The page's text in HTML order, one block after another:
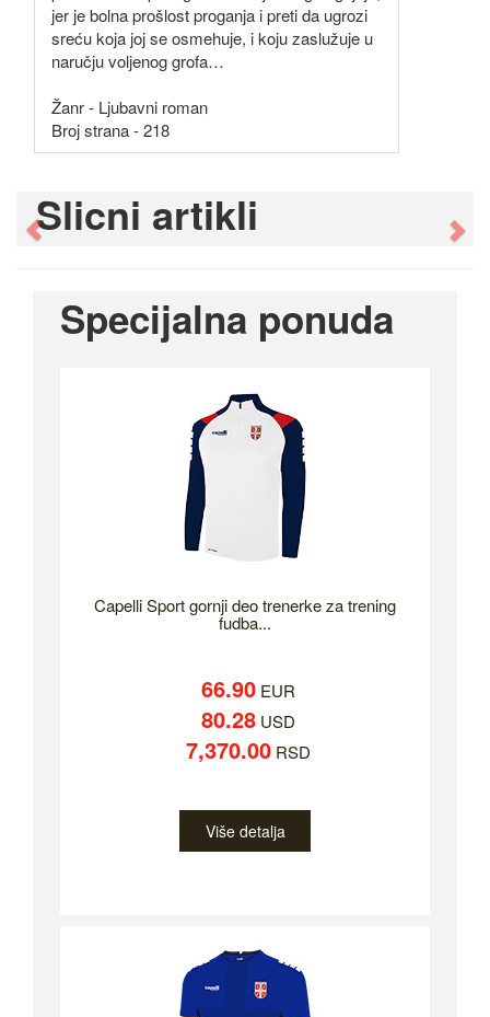
jer je bolna prošlost proganja i preti da ugrozi
sreću koja joj se osmehuje, i koju zaslužuje u
naručju voljenog grofa…
Žanr - Ljubavni roman
Broj strana - 218
Slicni artikli
Previous
Specijalna ponuda
Capelli Sport gornji deo trenerke za trening
fudba...
66.90EUR
80.28USD
7,370.00RSD
Više detalja